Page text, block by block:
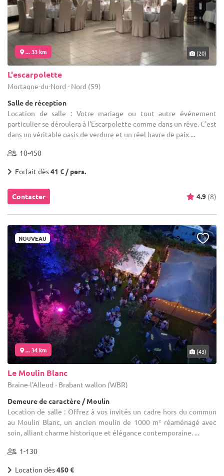
... 33 km (20)
L'escarpolette
Mortagne-du-Nord - Nord (59)
Salle de réception
Location de salle : Votre mariage ou tout autre événement
particulier se déroulera à l'Escarpolette comme dans un rêve. C'est
dans un véritable oasis de verdure et un réel havre de paix ...
10-450
Forfait dès41 € / pers.
Contacter 4.9 (8)
NOUVEAU
... 34 km (43)
Le Moulin Blanc
Braine-l'Alleud - Brabant wallon (WBR)
Demeure de caractère / Moulin
Location de salle : Offrez à vos invités un cadre hors du commun
au Moulin Blanc, un ancien moulin de 1000 m² réaménagé avec
soin, alliant charme historique et élégance contemporaine. ...
1-130
Location dès450 €